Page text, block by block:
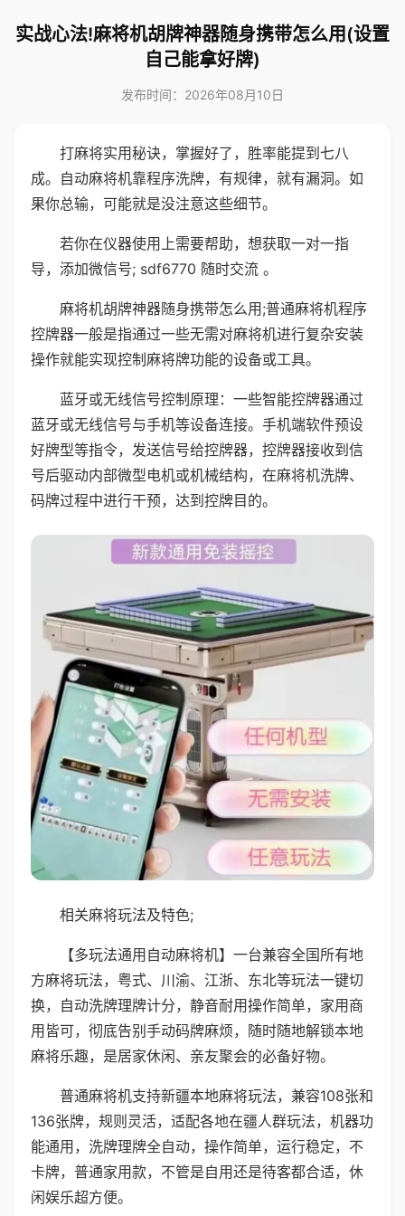
实战心法!麻将机胡牌神器随身携带怎么用(设置
自己能拿好牌)
发布时间：2026年08月10日
打麻将实用秘诀，掌握好了，胜率能提到七八
成。自动麻将机靠程序洗牌，有规律，就有漏洞。如
果你总输，可能就是没注意这些细节。
若你在仪器使用上需要帮助，想获取一对一指
导，添加微信号; sdf6770 随时交流 。
麻将机胡牌神器随身携带怎么用;普通麻将机程序
控牌器一般是指通过一些无需对麻将机进行复杂安装
操作就能实现控制麻将牌功能的设备或工具。
蓝牙或无线信号控制原理：一些智能控牌器通过
蓝牙或无线信号与手机等设备连接。手机端软件预设
好牌型等指令，发送信号给控牌器，控牌器接收到信
号后驱动内部微型电机或机械结构，在麻将机洗牌、
码牌过程中进行干预，达到控牌目的。
相关麻将玩法及特色;
【多玩法通用自动麻将机】一台兼容全国所有地
方麻将玩法，粤式、川渝、江浙、东北等玩法一键切
换，自动洗牌理牌计分，静音耐用操作简单，家用商
用皆可，彻底告别手动码牌麻烦，随时随地解锁本地
麻将乐趣，是居家休闲、亲友聚会的必备好物。
普通麻将机支持新疆本地麻将玩法，兼容108张和
136张牌，规则灵活，适配各地在疆人群玩法，机器功
能通用，洗牌理牌全自动，操作简单，运行稳定，不
卡牌，普通家用款，不管是自用还是待客都合适，休
闲娱乐超方便。